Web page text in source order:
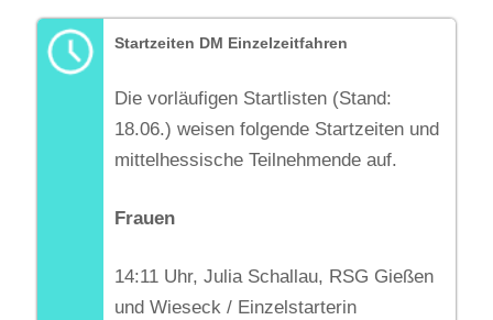
Startzeiten DM Einzelzeitfahren
Die vorläufigen Startlisten (Stand:
18.06.) weisen folgende Startzeiten und
mittelhessische Teilnehmende auf.
Frauen
14:11 Uhr, Julia Schallau, RSG Gießen
und Wieseck / Einzelstarterin